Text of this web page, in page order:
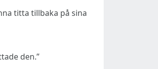
titta tillbaka på sina
den.”